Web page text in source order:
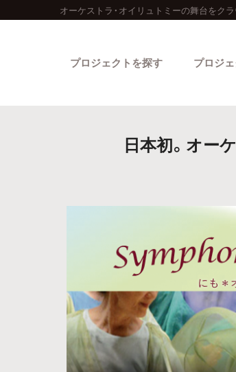
オーケストラ・オイリュトミーの舞台をク
プロジェクトを探す
カテ
プロジ
日本初。オー